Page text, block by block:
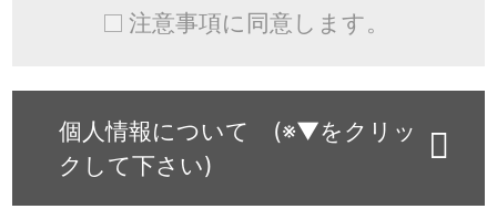
注意事項に同意します。
個人情報について (※▼をクリッ
クして下さい)